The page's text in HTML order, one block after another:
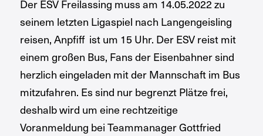
Der ESV Freilassing muss am 14.05.2022 zu
seinem letzten Ligaspiel nach Langengeisling
reisen, Anpfiff ist um 15 Uhr. Der ESV reist mit
einem großen Bus, Fans der Eisenbahner sind
herzlich eingeladen mit der Mannschaft im Bus
mitzufahren. Es sind nur begrenzt Plätze frei,
deshalb wird um eine rechtzeitige
Voranmeldung bei Teammanager Gottfried